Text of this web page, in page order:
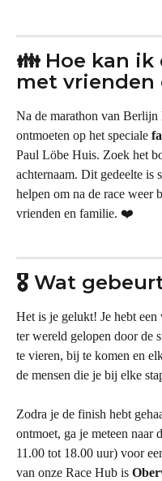
👪 Hoe kan ik
met vrienden
Na de marathon van
ontmoeten op het speciale
Paul Löbe Huis. Zoek het
achternaam. Dit gedeelte is
helpen om na de race weer
vrienden en familie. ❤️
🎖️ Wat
Het is je gelukt! Je hebt een
ter wereld gelopen door de
te vieren, bij te komen en
de mensen die je bij elke
Zodra je de finish hebt
ontmoet, ga je meteen naar
11.00 tot 18.00 uur) voor
van onze Race Hub is